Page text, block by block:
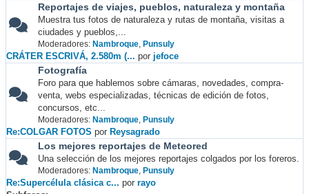
Reportajes de viajes, pueblos, naturaleza y montaña
Muestra tus fotos de naturaleza y rutas de montaña, visitas a
ciudades y pueblos,...
Moderadores: Nambroque, Punsuly
CRÁTER ESCRIVÁ, 2.580m (... por jefoce
Fotografía
Foro para que hablemos sobre cámaras, novedades, compra-
venta, webs especializadas, técnicas de edición de fotos,
concursos, etc...
Moderadores: Nambroque, Punsuly
Re:COLGAR FOTOS por Reysagrado
Los mejores reportajes de Meteored
Una selección de los mejores reportajes colgados por los foreros.
Moderadores: Nambroque, Punsuly
Re:Supercélula clásica c... por rayo